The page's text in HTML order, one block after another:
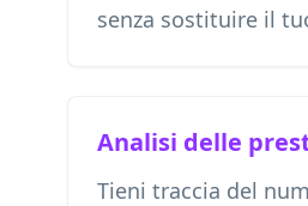
senza sostituire il
Analisi delle
Tieni traccia del